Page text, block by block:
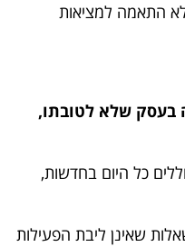
התאמה למציאות
בעסק שלא לטובתו,
כל היום בחדשות,
שאינן ליבת הפעילות